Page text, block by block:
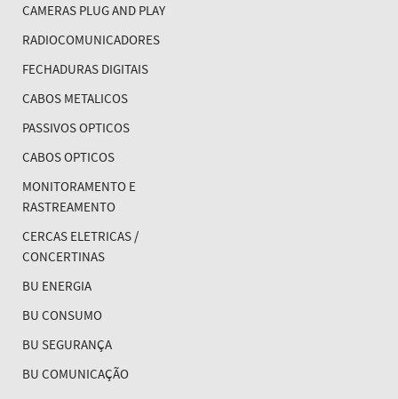
CAMERAS PLUG AND PLAY
RADIOCOMUNICADORES
FECHADURAS DIGITAIS
CABOS METALICOS
PASSIVOS OPTICOS
CABOS OPTICOS
MONITORAMENTO E
RASTREAMENTO
CERCAS ELETRICAS /
CONCERTINAS
BU ENERGIA
BU CONSUMO
BU SEGURANÇA
BU COMUNICAÇÃO